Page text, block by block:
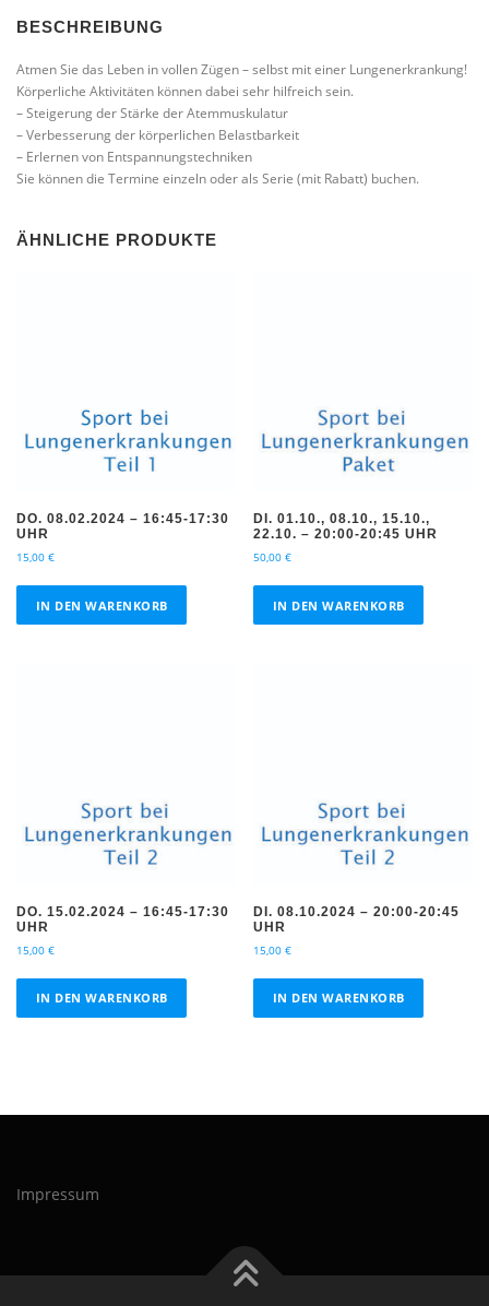
BESCHREIBUNG
Atmen Sie das Leben in vollen Zügen – selbst mit einer Lungenerkrankung!
Körperliche Aktivitäten können dabei sehr hilfreich sein.
– Steigerung der Stärke der Atemmuskulatur
– Verbesserung der körperlichen Belastbarkeit
– Erlernen von Entspannungstechniken
Sie können die Termine einzeln oder als Serie (mit Rabatt) buchen.
ÄHNLICHE PRODUKTE
DO. 08.02.2024 – 16:45-17:30
UHR
15,00 €
IN DEN WARENKORB
DI. 01.10., 08.10., 15.10.,
22.10. – 20:00-20:45 UHR
50,00€
IN DEN WARENKORB
DO. 15.02.2024 – 16:45-17:30
UHR
15,00 €
IN DEN WARENKORB
DI. 08.10.2024 – 20:00-20:45
UHR
15,00€
IN DEN WARENKORB
Impressum